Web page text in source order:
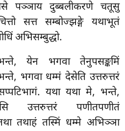
पञ्ञाय दुब्बलीकरणे चतूसु
सत्त सम्बोज्झङ्गे यथाभूतं
अभिसम्बुद्धो.
येन भगवा तेनुपसङ्कमिं
भगवा धम्मं देसेति उत्तरुत्तरं
यथा यथा मे, भन्ते,
पणीतपणीतं
तथाहं तस्मिं धम्मे अभिञ्ञा